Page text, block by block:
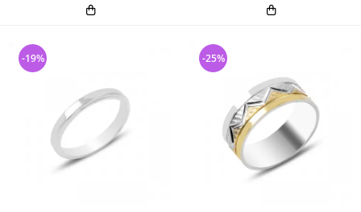
-19% -25%